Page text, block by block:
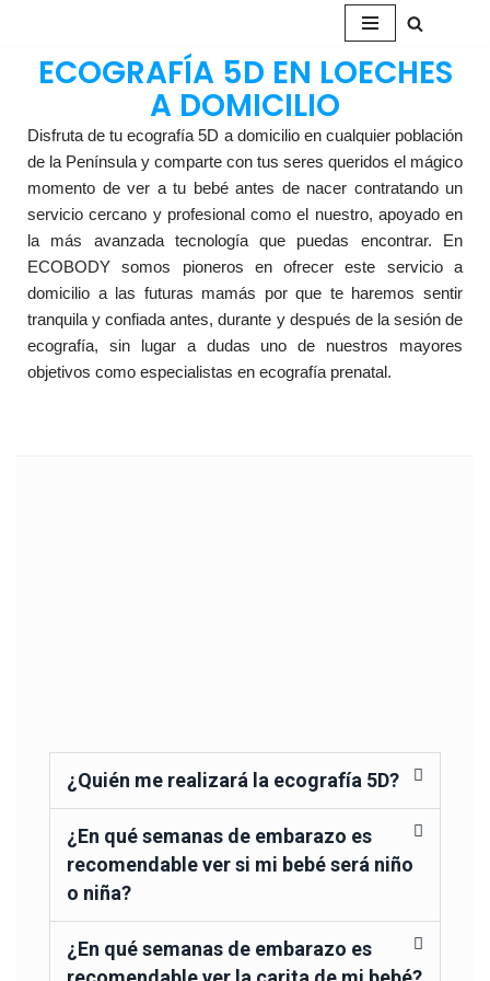
SaltarECOGRAFÍA 5D EN LOECHES
A DOMICILIO
Disfruta de tu ecografía 5D a domicilio en cualquier población
de la Península y comparte con tus seres queridos el mágico
momento de ver a tu bebé antes de nacer contratando un
servicio cercano y profesional como el nuestro, apoyado en
la más avanzada tecnología que puedas encontrar. En
ECOBODY somos pioneros en ofrecer este servicio a
domicilio a las futuras mamás por que te haremos sentir
tranquila y confiada antes, durante y después de la sesión de
ecografía, sin lugar a dudas uno de nuestros mayores
objetivos como especialistas en ecografía prenatal.
¿Quién me realizará la ecografía 5D?
¿En qué semanas de embarazo es
recomendable ver si mi bebé será niño
o niña?
¿En qué semanas de embarazo es